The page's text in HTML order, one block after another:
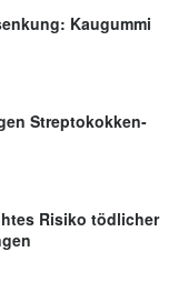
Kaugummi
Streptokokken-
Risiko tödlicher